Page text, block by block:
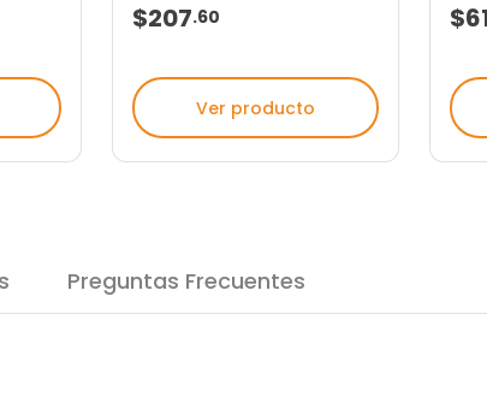
$207.60
Ver producto
Preguntas Frecuentes